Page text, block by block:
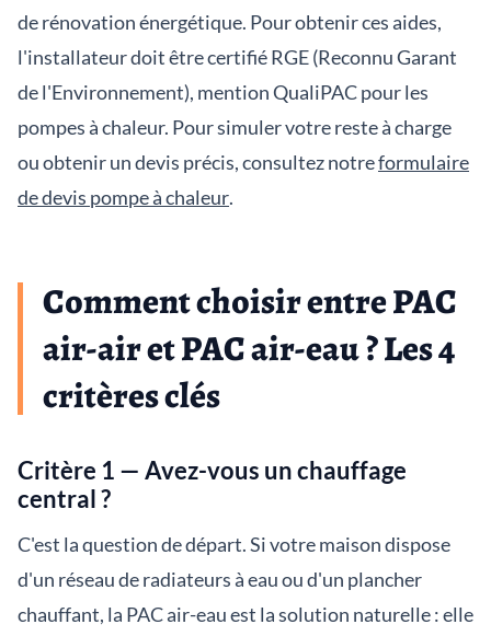
de rénovation énergétique. Pour obtenir ces aides,
l'installateur doit être certifié RGE (Reconnu Garant
de l'Environnement), mention QualiPAC pour les
pompes à chaleur. Pour simuler votre reste à charge
ou obtenir un devis précis, consultez notreformulaire
de devis pompe à chaleur.
Comment choisir entre PAC
air-air et PAC air-eau ? Les 4
critères clés
Critère 1 — Avez-vous un chauffage
central ?
C'est la question de départ. Si votre maison dispose
d'un réseau de radiateurs à eau ou d'un plancher
chauffant, la PAC air-eau est la solution naturelle : elle